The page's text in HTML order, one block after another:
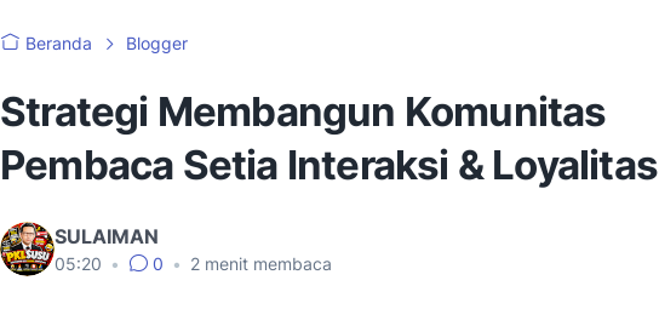
Beranda Blogger
Strategi Membangun Komunitas
Pembaca Setia Interaksi & Loyalitas
SULAIMAN
05:20 • 0 • 2 menit membaca